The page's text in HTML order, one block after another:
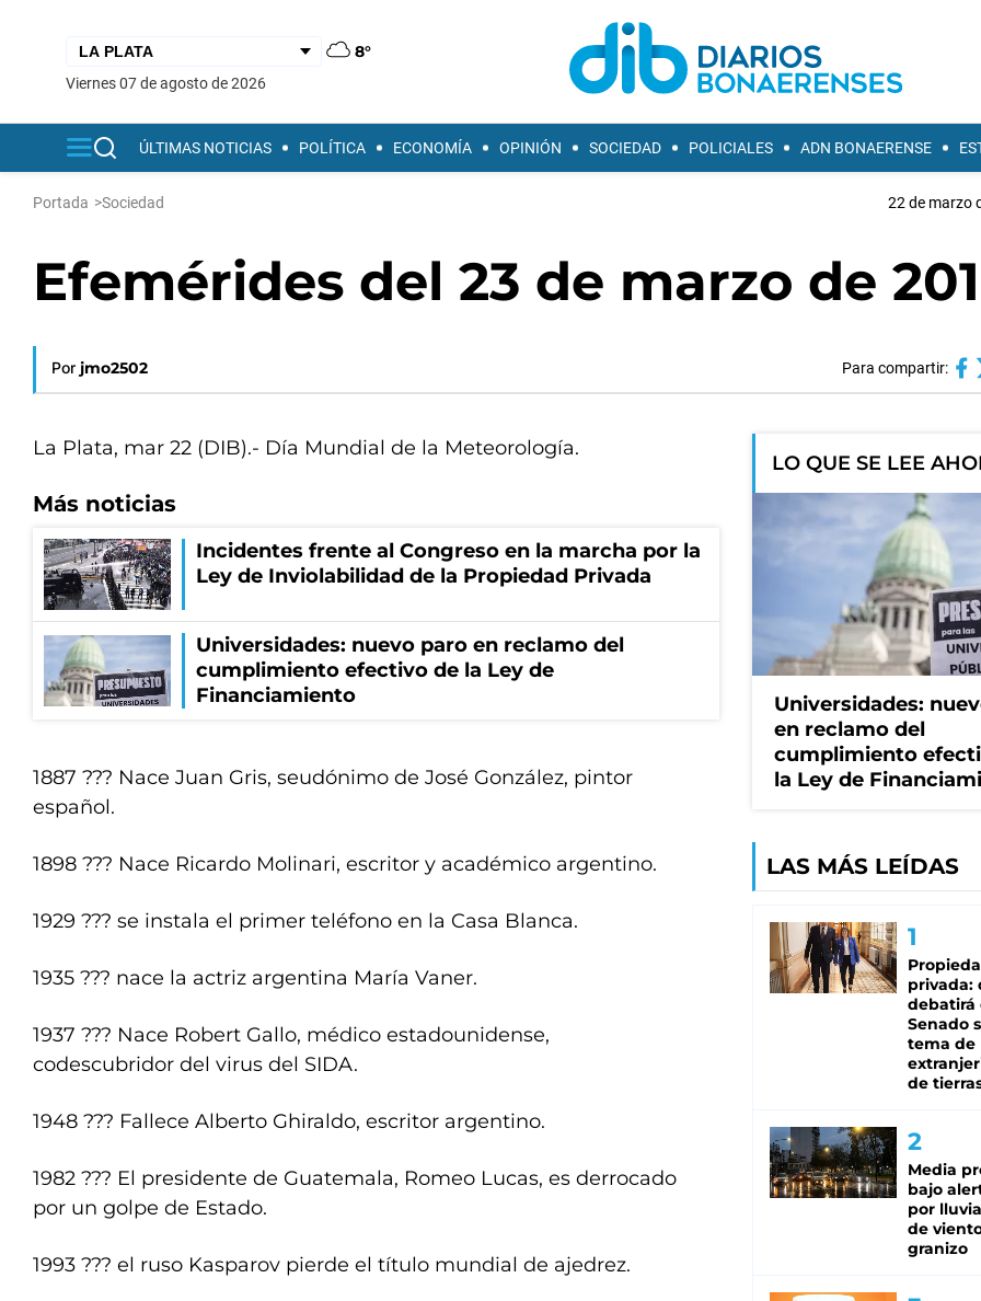
8°
viernes 07 de agosto de 2026
ÚLTIMAS NOTICIAS POLÍTICA ECONOMÍA OPINIÓN SOCIEDAD POLICIALES ADN BONAERENSE
Portada >Sociedad 22 de marzo
Efemérides del 23 de marzo de
Por jmo2502 Para compartir:
La Plata, mar 22 (DIB).- Día Mundial de la Meteorología.
Más noticias
Incidentes frente al Congreso en la marcha por la
Ley de Inviolabilidad de la Propiedad Privada
Universidades: nuevo paro en reclamo del
cumplimiento efectivo de la Ley de
Financiamiento
1887 ??? Nace Juan Gris, seudónimo de José González, pintor
español.
1898 ??? Nace Ricardo Molinari, escritor y académico argentino.
1929 ??? se instala el primer teléfono en la Casa Blanca.
1935 ??? nace la actriz argentina María Vaner.
1937 ??? Nace Robert Gallo, médico estadounidense,
codescubridor del virus del SIDA.
1948 ??? Fallece Alberto Ghiraldo, escritor argentino.
1982 ??? El presidente de Guatemala, Romeo Lucas, es derrocado
por un golpe de Estado.
1993 ??? el ruso Kasparov pierde el título mundial de ajedrez.
LO QUE SE LEE
Universidades:
en reclamo del
cumplimiento
la Ley de
LAS MÁS LEÍDAS
privada:
debatirá
Senado
tema de
de
Media
bajo
por
de
granizo